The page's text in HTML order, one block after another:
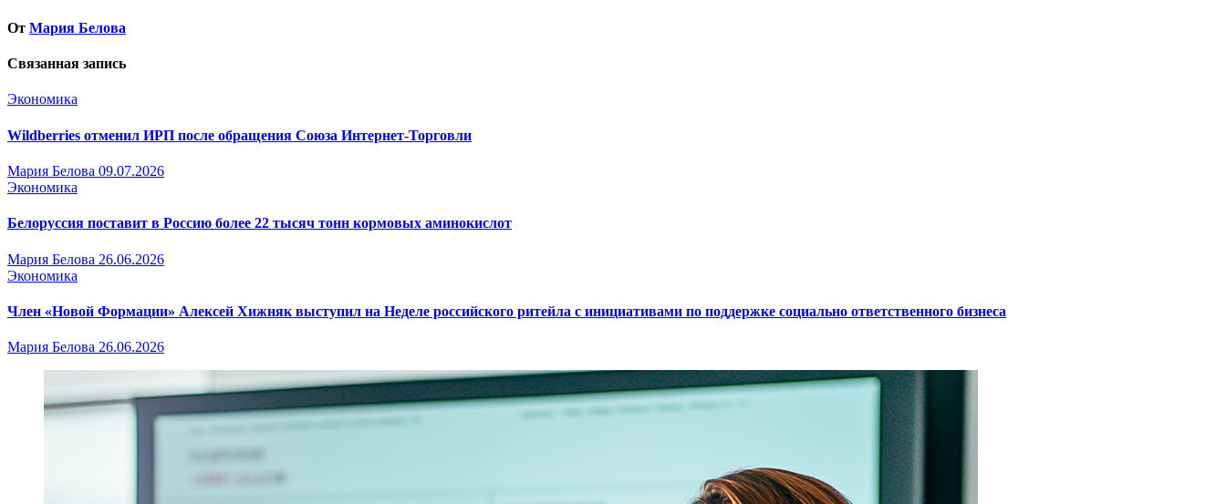
От Мария Белова
Связанная запись
Экономика
Wildberries отменил ИРП после обращения Союза Интернет-Торговли
Мария Белова 09.07.2026
Экономика
Белоруссия поставит в Россию более 22 тысяч тонн кормовых аминокислот
Мария Белова 26.06.2026
Экономика
Член «Новой Формации» Алексей Хижняк выступил на Неделе российского ритейла с инициативами по поддержке социально ответственного бизнеса
Мария Белова 26.06.2026